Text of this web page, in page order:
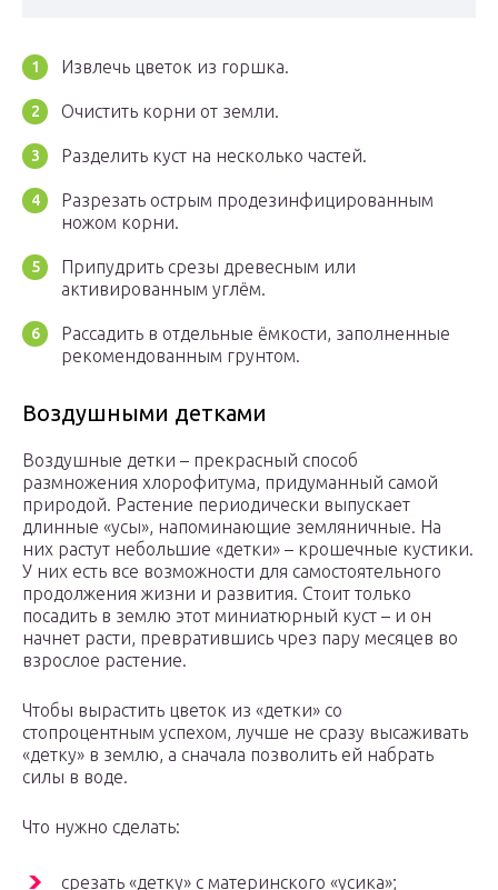
Извлечь цветок из горшка.
Очистить корни от земли.
Разделить куст на несколько частей.
Разрезать острым продезинфицированным
ножом корни.
Припудрить срезы древесным или
активированным углём.
Рассадить в отдельные ёмкости, заполненные
рекомендованным грунтом.
Воздушными детками
Воздушные детки – прекрасный способ
размножения хлорофитума, придуманный самой
природой. Растение периодически выпускает
длинные «усы», напоминающие земляничные. На
них растут небольшие «детки» – крошечные кустики.
У них есть все возможности для самостоятельного
продолжения жизни и развития. Стоит только
посадить в землю этот миниатюрный куст – и он
начнет расти, превратившись чрез пару месяцев во
взрослое растение.
Чтобы вырастить цветок из «детки» со
стопроцентным успехом, лучше не сразу высаживать
«детку» в землю, а сначала позволить ей набрать
силы в воде.
Что нужно сделать:
срезать «детку» с материнского «усика»;